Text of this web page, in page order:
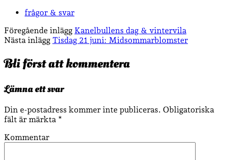
frågor & svar
Föregående inlägg Kanelbullens dag & vintervila
Nästa inlägg Tisdag 21 juni: Midsommarblomster
Bli först att kommentera
Lämna ett svar
Din e-postadress kommer inte publiceras. Obligatoriska
fält är märkta *
Kommentar